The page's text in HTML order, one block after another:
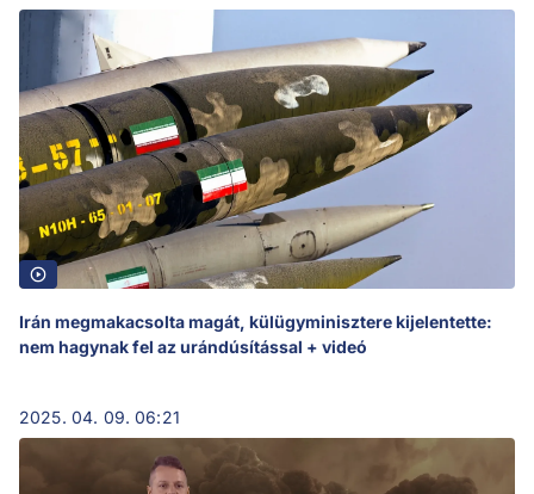
Irán megmakacsolta magát, külügyminisztere kijelentette:
nem hagynak fel az urándúsítással + videó
2025. 04. 09. 06:21